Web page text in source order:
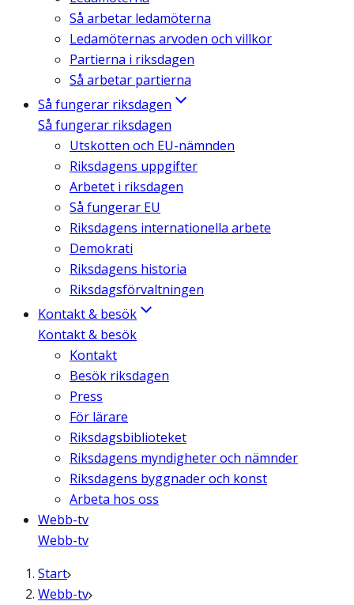
Så arbetar ledamöterna
Ledamöternas arvoden och villkor
Partierna i riksdagen
Så arbetar partierna
Så fungerar riksdagen
Så fungerar riksdagen
Utskotten och EU-nämnden
Riksdagens uppgifter
Arbetet i riksdagen
Så fungerar EU
Riksdagens internationella arbete
Demokrati
Riksdagens historia
Riksdagsförvaltningen
Kontakt & besök
Kontakt & besök
Kontakt
Besök riksdagen
Press
För lärare
Riksdagsbiblioteket
Riksdagens myndigheter och nämnder
Riksdagens byggnader och konst
Arbeta hos oss
Webb-tv
Webb-tv
Start
Webb-tv